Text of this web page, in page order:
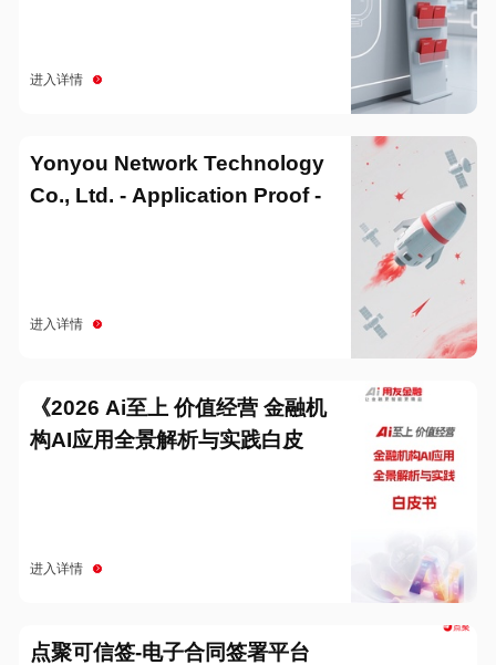
进入详情
Yonyou Network Technology
Co., Ltd. - Application Proof -
进入详情
《2026 Ai至上 价值经营 金融机
构AI应用全景解析与实践白皮
进入详情
点聚可信签-电子合同签署平台